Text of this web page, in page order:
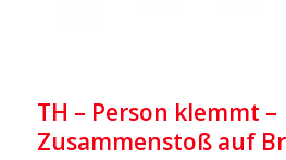
TH – Person klemmt –
Zusammenstoß auf